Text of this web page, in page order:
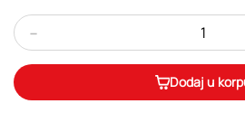
-
Dodaj u